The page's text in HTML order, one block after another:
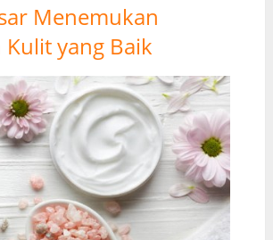
Menemukan
Kulit yang Baik